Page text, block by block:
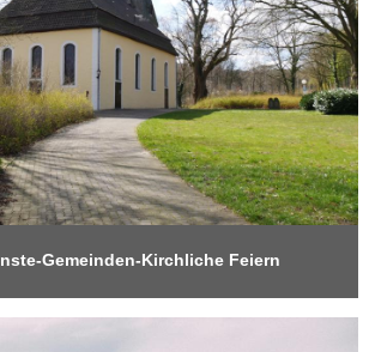
Gemeinden-Kirchliche Feiern